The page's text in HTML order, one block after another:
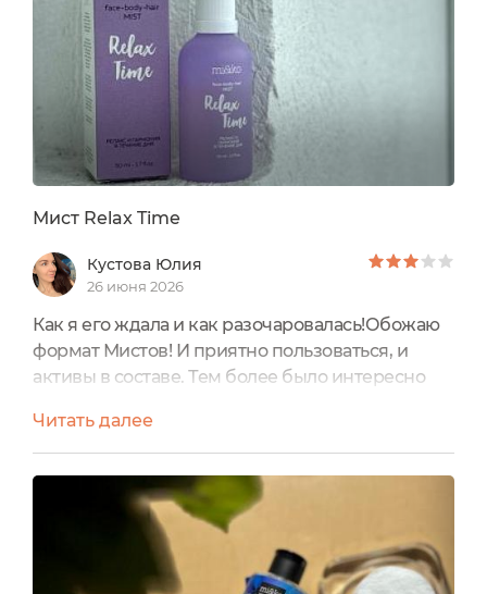
Мист Relax Time
Кустова Юлия
26 июня 2026
Как я его ждала и как разочаровалась!Обожаю
формат Мистов! И приятно пользоваться, и
активы в составе. Тем более было интересно
том числе потому, что он универсален и
подходит для лица, тела и волос. Плюс
милейший стеклянный флакончик меня
покорил!Дождалась. Получила. Опять
дождалась вечера, чтобы распылить на чистую
кожу и расслабиться окончательно …....
Читать далее